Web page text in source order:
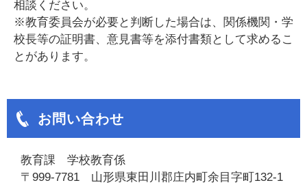
相談ください。
※教育委員会が必要と判断した場合は、関係機関・学
校長等の証明書、意見書等を添付書類として求めるこ
とがあります。
お問い合わせ
教育課 学校教育係
〒999-7781 山形県東田川郡庄内町余目字町132-1